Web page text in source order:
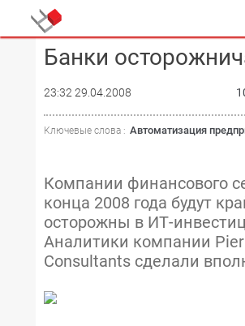
Банки
23:32 29.04.2008
Ключевые слова : Автоматизация
Компании финансового
конца 2008 года будут
осторожны в ИТ-
Аналитики компании
Consultants сделали